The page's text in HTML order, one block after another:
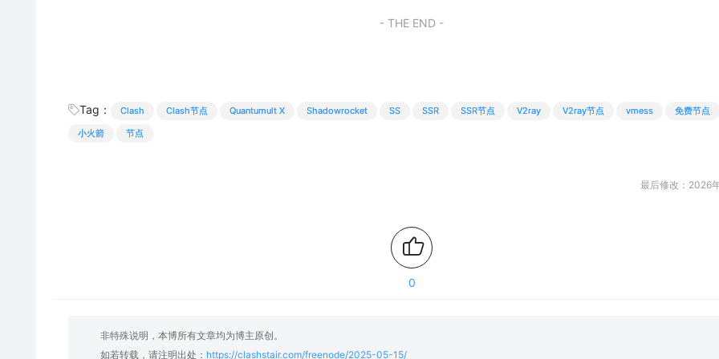
- THE END -
Tag： Clash Clash节点 Quantumult X Shadowrocket SS SSR SSR节点 V2ray V2ray节点 vmess
免费节点
小火箭
节点
最后修改：2026
0
非特殊说明，本博所有文章均为博主原创。
如若转载，请注明出处： https://clashstair.com/freenode/2025-05-15/